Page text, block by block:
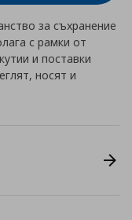
за съхранение
с рамки от
и поставки
носят и